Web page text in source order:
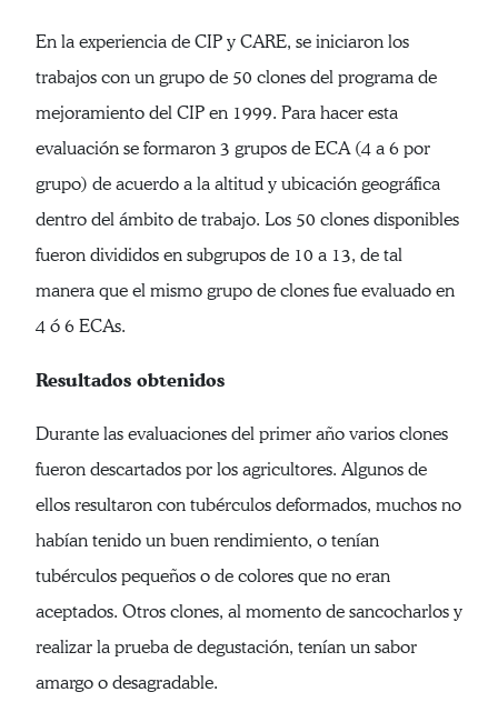
En la experiencia de CIP y CARE, se iniciaron los
trabajos con un grupo de 50 clones del programa de
mejoramiento del CIP en 1999. Para hacer esta
evaluación se formaron 3 grupos de ECA (4 a 6 por
grupo) de acuerdo a la altitud y ubicación geográfica
dentro del ámbito de trabajo. Los 50 clones disponibles
fueron divididos en subgrupos de 10 a 13, de tal
manera que el mismo grupo de clones fue evaluado en
4 ó 6 ECAs.
Resultados obtenidos
Durante las evaluaciones del primer año varios clones
fueron descartados por los agricultores. Algunos de
ellos resultaron con tubérculos deformados, muchos no
habían tenido un buen rendimiento, o tenían
tubérculos pequeños o de colores que no eran
aceptados. Otros clones, al momento de sancocharlos y
realizar la prueba de degustación, tenían un sabor
amargo o desagradable.